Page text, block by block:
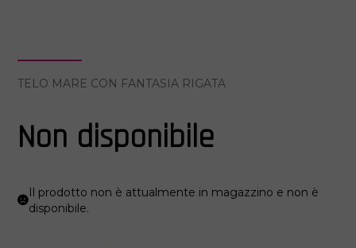
TELO MARE CON FANTASIA RIGATA
Non disponibile
Il prodotto non è attualmente in magazzino e non è
disponibile.